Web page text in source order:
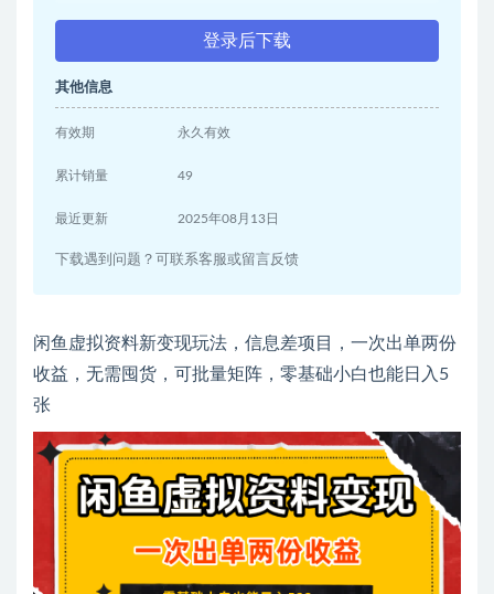
登录后下载
其他信息
有效期 永久有效
累计销量 49
最近更新 2025年08月13日
下载遇到问题？可联系客服或留言反馈
闲鱼虚拟资料新变现玩法，信息差项目，一次出单两份
收益，无需囤货，可批量矩阵，零基础小白也能日入5
张